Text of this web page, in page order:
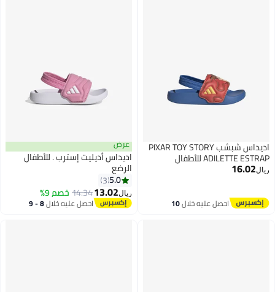
اديداس شبشب PIXAR TOY STORY
ADILETTE ESTRAP للأطفال
ريال16.02
احصل عليه خلال10
2
عرض
اديداس أديليت إسترب . للأطفال
الرضع
5.0
3
ريال13.02
14.34خصم 9%
احصل عليه خلال 8 - 9